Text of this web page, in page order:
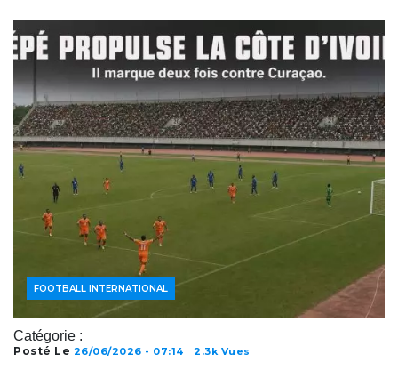
Catégorie :
ACTUALITÉS FOOTBALL
FOOTBALL INTERNATIONAL
Posté Le 26/06/2026 - 07:14 2.3k Vues